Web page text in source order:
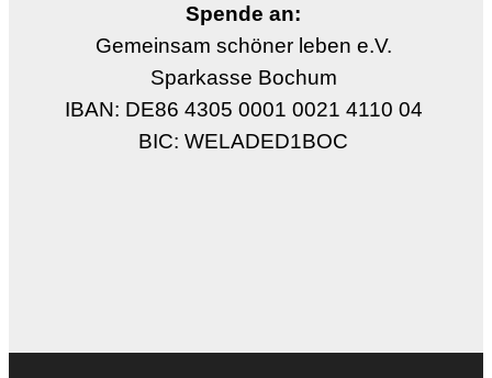
Spende an:
Gemeinsam schöner leben e.V.
Sparkasse Bochum
IBAN: DE86 4305 0001 0021 4110 04
BIC: WELADED1BOC